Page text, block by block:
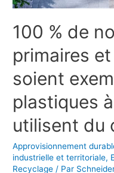
100 % de
primaires
soient
plastiques
utilisent du
Approvisionnement
industrielle et territoriale,
Recyclage / Par